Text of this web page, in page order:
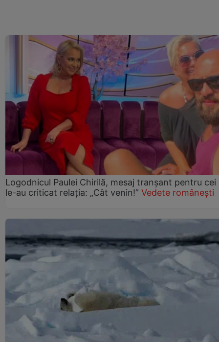
Logodnicul Paulei Chirilă, mesaj tranșant pentru cei
le-au criticat relația: „Cât venin!” Vedete românești